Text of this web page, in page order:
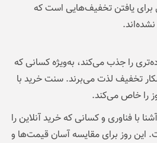
برای یافتن تخفیف‌هایی است که
نشده‌اند.
را جذب می‌کند، به‌ویژه کسانی که
تخفیف لذت می‌برند. سنت خرید با
را خاص می‌کند.
با فناوری و کسانی که خرید آنلاین را
روز برای مقایسه آسان قیمت‌ها و